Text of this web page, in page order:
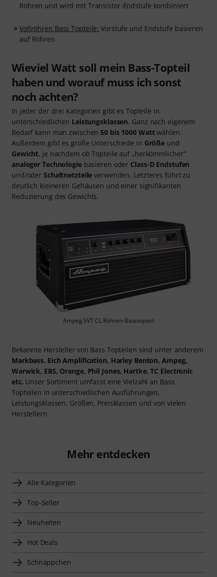
Röhren und wird mit Transistor-Endstufe kombiniert
Vollröhren Bass Topteile: Vorstufe und Endstufe basieren
auf Röhren
Wieviel Watt soll mein Bass-Topteil
haben und worauf muss ich sonst
noch achten?
In jeder der drei Kategorien gibt es Topteile in
unterschiedlichen Leistungsklassen. Ganz nach eigenem
Bedarf kann man zwischen 50 bis 1000 Wattwählen.
Außerdem gibt es große Unterschiede in Größe und
Gewicht, je nachdem ob Topteile auf „herkömmlicher“
analoger Technologiebasieren oder Class-D Endstufen
und/oderSchaltnetzteile verwenden. Letzteres führt zu
deutlich kleineren Gehäusen und einer signifikanten
Reduzierung des Gewichts.
Ampeg SVT CL Röhren-Basstopteil
Bekannte Hersteller von Bass Topteilen sind unter anderem
Markbass, Eich Amplification, Harley Benton, Ampeg,
Warwick, EBS, Orange, Phil Jones, Hartke, TC Electronic
etc. Unser Sortiment umfasst eine Vielzahl an Bass
Topteilen in unterschiedlichen Ausführungen,
Leistungsklassen, Größen, Preisklassen und von vielen
Herstellern.
Mehr entdecken
Alle Kategorien
Top-Seller
Neuheiten
Hot Deals
Schnäppchen